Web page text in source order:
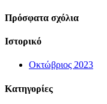
Πρόσφατα σχόλια
Ιστορικό
Οκτώβριος 2023
Kατηγορίες